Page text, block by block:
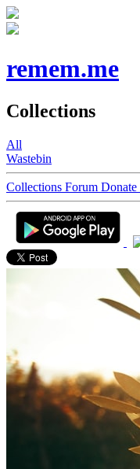
remem.me
Collections
All
Wastebin
Collections Forum Donate